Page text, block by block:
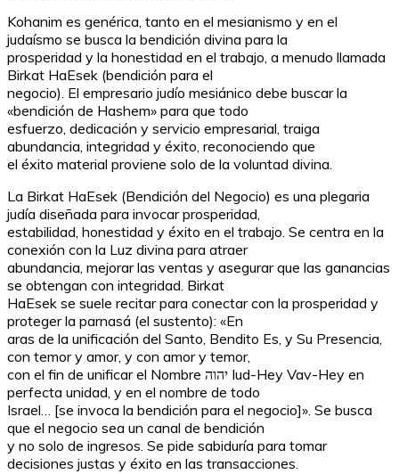
Kohanim es genérica, tanto en el mesianismo y en el
judaísmo se busca la bendición divina para la
prosperidad y la honestidad en el trabajo, a menudo llamada
Birkat HaEsek (bendición para el
negocio). El empresario judío mesiánico debe buscar la
«bendición de Hashem» para que todo
esfuerzo, dedicación y servicio empresarial, traiga
abundancia, integridad y éxito, reconociendo que
el éxito material proviene solo de la voluntad divina.
La Birkat HaEsek (Bendición del Negocio) es una plegaria
judía diseñada para invocar prosperidad,
estabilidad, honestidad y éxito en el trabajo. Se centra en la
conexión con la Luz divina para atraer
abundancia, mejorar las ventas y asegurar que las ganancias
se obtengan con integridad. Birkat
HaEsek se suele recitar para conectar con la prosperidad y
proteger la parnasá (el sustento): «En
aras de la unificación del Santo, Bendito Es, y Su Presencia,
con temor y amor, y con amor y temor,
con el fin de unificar el Nombre יהוה Iud-Hey Vav-Hey en
perfecta unidad, y en el nombre de todo
Israel… [se invoca la bendición para el negocio]». Se busca
que el negocio sea un canal de bendición
y no solo de ingresos. Se pide sabiduría para tomar
decisiones justas y éxito en las transacciones.